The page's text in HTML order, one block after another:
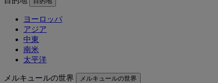
ヨーロッパ
アジア
中東
南米
太平洋
メルキュールの世界 メルキュールの世界